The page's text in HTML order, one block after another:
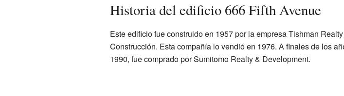
Historia del edificio 666 Fifth Avenue
Este edificio fue construido en 1957 por la empresa Tishman
Construcción. Esta compañía lo vendió en 1976. A finales de los
1990, fue comprado por Sumitomo Realty & Development.